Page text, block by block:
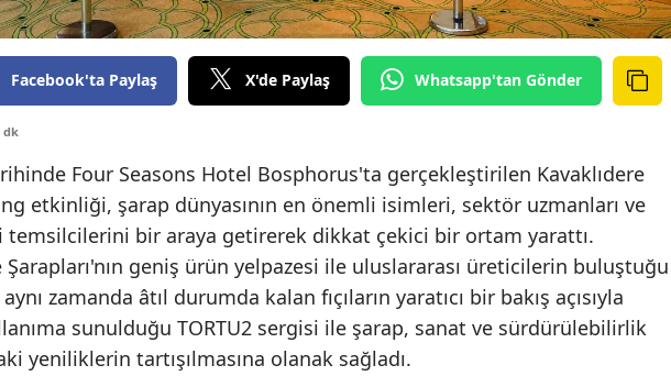
Facebook'ta Paylaş X'de Paylaş Whatsapp'tan Gönder
dk
Four Seasons Hotel Bosphorus'ta gerçekleştirilen Kavaklıdere
etkinliği, şarap dünyasının en önemli isimleri, sektör uzmanları ve
temsilcilerini bir araya getirerek dikkat çekici bir ortam yarattı.
Şarapları'nın geniş ürün yelpazesi ile uluslararası üreticilerin buluştuğu
zamanda âtıl durumda kalan fıçıların yaratıcı bir bakış açısıyla
sunulduğu TORTU2 sergisi ile şarap, sanat ve sürdürülebilirlik
yeniliklerin tartışılmasına olanak sağladı.